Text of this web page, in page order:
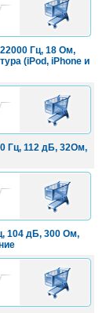
Гц, 18 Ом,
(iPod, iPhone и
В
КОРЗИНУ
Гц, 112 дБ, 32Ом,
В
КОРЗИНУ
104 дБ, 300 Ом,
В
КОРЗИНУ
В
КОРЗИНУ